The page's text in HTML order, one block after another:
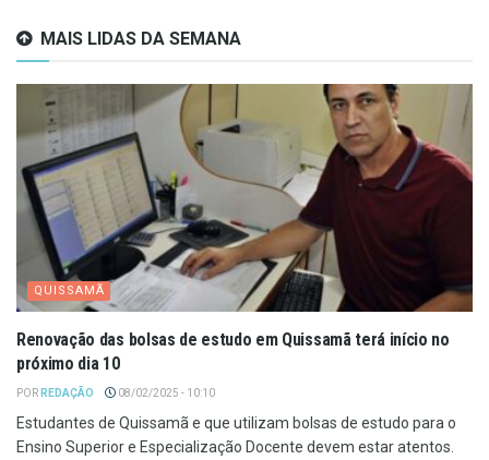
MAIS LIDAS DA SEMANA
QUISSAMÃ
Renovação das bolsas de estudo em Quissamã terá início no
próximo dia 10
POR REDAÇÃO 08/02/2025 - 10:10
Estudantes de Quissamã e que utilizam bolsas de estudo para o
Ensino Superior e Especialização Docente devem estar atentos.